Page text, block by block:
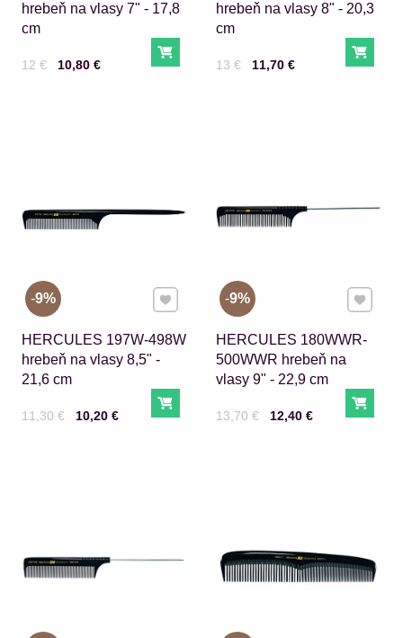
hrebeň na vlasy 7" - 17,8
cm
Cena s DPH
10,80 €
Pred zľavou:
12 € Do košíka
hrebeň na vlasy 8" - 20,3
cm
Cena s DPH
11,70 €
Pred zľavou:
13 € Do
HERCULES 197W-498W
hrebeň na vlasy 8,5" -
21,6 cm
Cena s DPH10,20 €
Pred zľavou:
11,30 € Do košíka
9% Pridať k Obľúbeným
HERCULES 180WWR-
500WWR hrebeň na
vlasy 9" - 22,9 cm
Cena s DPH12,40 €
Pred zľavou:
13,70 € Do
9% Pridať